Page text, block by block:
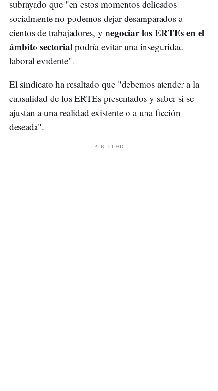
subrayado que "en estos momentos delicados
socialmente no podemos dejar desamparados a
cientos de trabajadores, y negociar los ERTEs en el
ámbito sectorial podría evitar una inseguridad
laboral evidente".
El sindicato ha resaltado que "debemos atender a la
causalidad de los ERTEs presentados y saber si se
ajustan a una realidad existente o a una ficción
deseada".